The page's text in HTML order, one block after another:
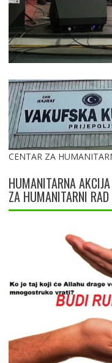
CENTAR ZA
HUMANITARNA
ZA HUMANITARNI RAD